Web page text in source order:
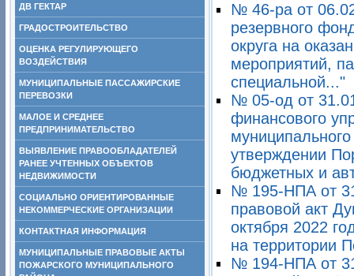
ДВ ГЕКТАР
ГРАДОСТРОИТЕЛЬСТВО
ОЦЕНКА РЕГУЛИРУЮЩЕГО
ВОЗДЕЙСТВИЯ
МУНИЦИПАЛЬНЫЕ ПАССАЖИРСКИЕ
ПЕРЕВОЗКИ
МАЛОЕ И СРЕДНЕЕ
ПРЕДПРИНИМАТЕЛЬСТВО
ВЫЯВЛЕНИЕ ПРАВООБЛАДАТЕЛЕЙ
РАНЕЕ УЧТЕННЫХ ОБЪЕКТОВ
НЕДВИЖИМОСТИ
СОЦИАЛЬНО ОРИЕНТИРОВАННЫЕ
НЕКОММЕРЧЕСКИЕ ОРГАНИЗАЦИИ
КОНТАКТНАЯ ИНФОРМАЦИЯ
МУНИЦИПАЛЬНЫЕ ПРАВОВЫЕ АКТЫ
ПОЖАРСКОГО МУНИЦИПАЛЬНОГО
№ 46-ра от
резервного
округа на
мероприятий,
специальной..."
№ 05-од от
финансового
утверждении
бюджетных и
№ 195-НПА от
правовой акт
октября 2022
на территории
№ 194-НПА от